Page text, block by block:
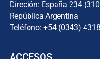
Direción: España 234
República Argentina
Teléfono: +54 (0343)
ACCESOS